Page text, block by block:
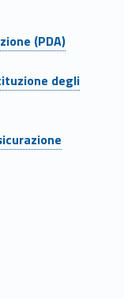
(PDA)
degli